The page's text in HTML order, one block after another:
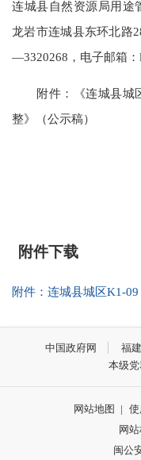
连城县自然资源局用途
龙岩市连城县东环北路
—3320268，电子邮箱：
附件：《连城县城区
整》（公示稿）
附件下载
附件：连城县城区K1-
中国政府网 福
本级
网站地图 |
网
闽公